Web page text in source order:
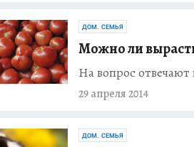
ДОМ. СЕМЬЯ
Можно ли
На вопрос
29 апреля 2014
ДОМ. СЕМЬЯ